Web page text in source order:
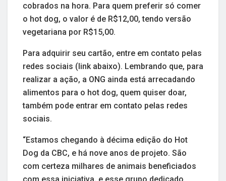
cobrados na hora. Para quem preferir só comer
o hot dog, o valor é de R$12,00, tendo versão
vegetariana por R$15,00.
Para adquirir seu cartão, entre em contato pelas
redes sociais (link abaixo). Lembrando que, para
realizar a ação, a ONG ainda está arrecadando
alimentos para o hot dog, quem quiser doar,
também pode entrar em contato pelas redes
sociais.
“Estamos chegando à décima edição do Hot
Dog da CBC, e há nove anos de projeto. São
com certeza milhares de animais beneficiados